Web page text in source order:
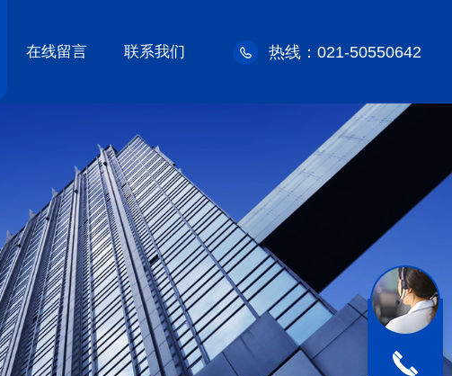
在线留言 联系我们 热线：021-50550642